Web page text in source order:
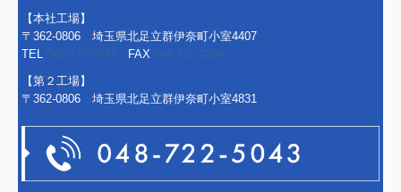
【本社工場】
〒362-0806 埼玉県北足立群伊奈町小室4407
TEL
048-722-5043／ FAX 048-721-4204
【第２工場】
〒362-0806 埼玉県北足立群伊奈町小室4831